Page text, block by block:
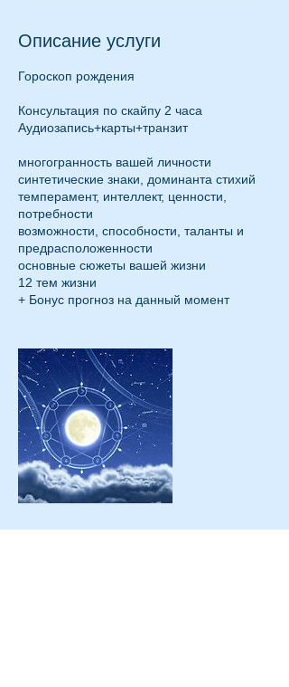
Описание услуги
Гороскоп рождения
Консультация по скайпу 2 часа
Аудиозапись+карты+транзит
многогранность вашей личности
синтетические знаки, доминанта стихий
темперамент, интеллект, ценности,
потребности
возможности, способности, таланты и
предрасположенности
основные сюжеты вашей жизни
12 тем жизни
+ Бонус прогноз на данный момент